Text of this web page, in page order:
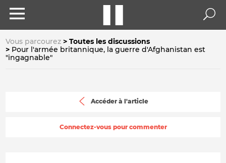
Vous parcourez
Toutes les discussions
Pour l'armée britannique, la guerre d'Afghanistan est
"ingagnable"
Accéder à l'article
Connectez-vous pour commenter